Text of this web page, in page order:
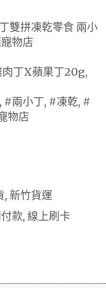
雙拼凍乾零食 兩小
物店
肉丁X蘋果丁20g,
#兩小丁, #凍乾, #
物店
, 新竹貨運
款, 線上刷卡